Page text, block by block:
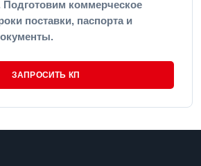
Подготовим коммерческое
поставки, паспорта и
ЗАПРОСИТЬ КП